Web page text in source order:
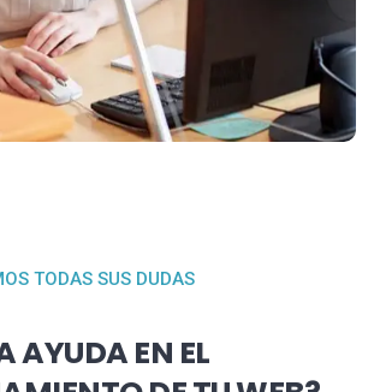
TODAS SUS DUDAS
AYUDA EN EL